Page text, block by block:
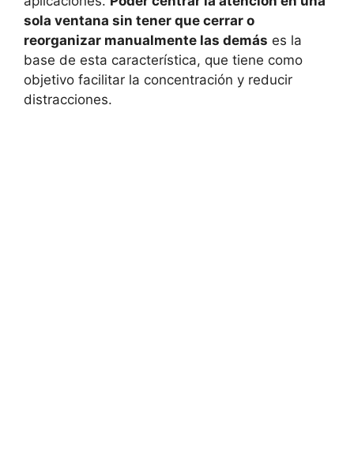
sola ventana sin tener que cerrar o
reorganizar manualmente las demás es la
base de esta característica, que tiene como
objetivo facilitar la concentración y reducir
distracciones.